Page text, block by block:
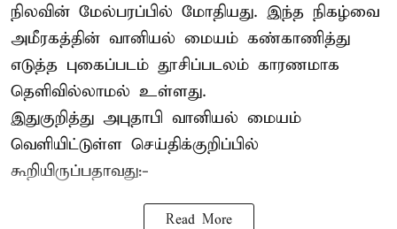
நிலவின் மேல்பரப்பில் மோதியது. இந்த நிகழ்வை
அமீரகத்தின் வானியல் மையம் கண்காணித்து
எடுத்த புகைப்படம் தூசிப்படலம் காரணமாக
தெளிவில்லாமல் உள்ளது.
இதுகுறித்து அபுதாபி வானியல் மையம்
வெளியிட்டுள்ள செய்திக்குறிப்பில்
கூறியிருப்பதாவது:-
Read More